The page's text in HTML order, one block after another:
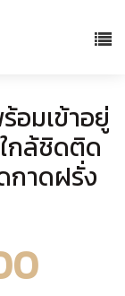
อมเข้าอยู่
กล้ชิดติด
กาดฝรั่ง